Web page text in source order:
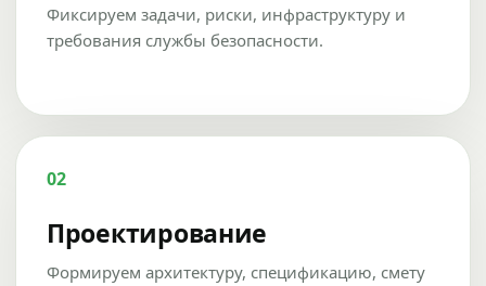
Фиксируем задачи, риски, инфраструктуру и
требования службы безопасности.
02
Проектирование
Формируем архитектуру, спецификацию, смету